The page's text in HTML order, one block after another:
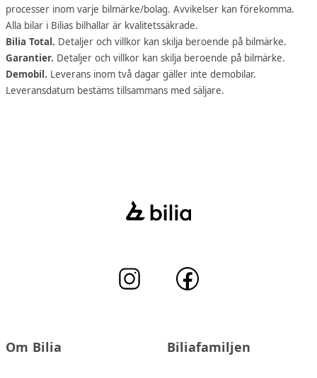
processer inom varje bilmärke/bolag. Avvikelser kan förekomma.
Alla bilar i Bilias bilhallar är kvalitetssäkrade.
Bilia Total. Detaljer och villkor kan skilja beroende på bilmärke.
Garantier. Detaljer och villkor kan skilja beroende på bilmärke.
Demobil. Leverans inom två dagar gäller inte demobilar.
Leveransdatum bestäms tillsammans med säljare.
Om Bilia Biliafamiljen